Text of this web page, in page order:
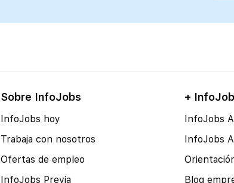
Sobre InfoJobs
InfoJobs hoy
Trabaja con nosotros
Ofertas de empleo
InfoJobs Previa
+
InfoJobs
InfoJobs
Blog